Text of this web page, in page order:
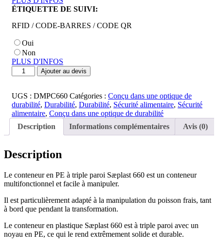
ÉTIQUETTE DE SUIVI:
RFID / CODE-BARRES / CODE QR
Oui
Non
PLUS D'INFOS
quantité
de
par
conteneur
Ajouter au devis
UGS : DMPC660 Catégories : Conçu dans une optique de
durabilité, Durabilité, Durabilité, Sécurité alimentaire, Sécurité
alimentaire, Conçu dans une optique de durabilité
Description
Informations complémentaires Avis (0)
Description
Le conteneur en PE à triple paroi Sæplast 660 est un conteneur
multifonctionnel et facile à manipuler.
Il est particulièrement adapté à la manipulation du poisson frais, tant
à bord que pendant la transformation.
Le conteneur en plastique Sæplast 660 est à triple paroi avec un
noyau en PE, ce qui le rend extrêmement solide et durable.